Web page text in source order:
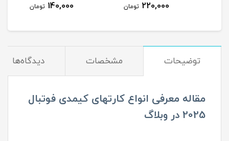
220,000 تومان 140,000 تومان
توضیحات مشخصات دیدگاه‌ها
مقاله معرفی انواع کارتهای کیمدی فوتبال
2025 در وبلاگ